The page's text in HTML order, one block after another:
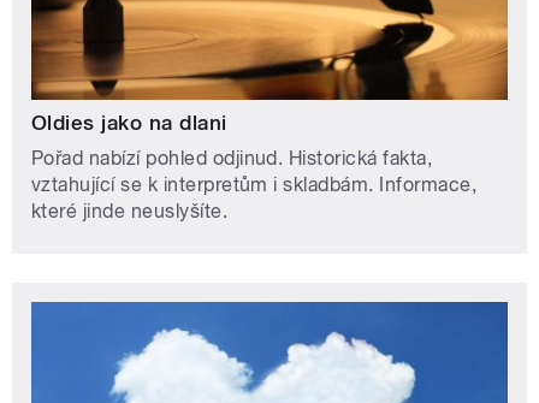
Oldies jako na dlani
Pořad nabízí pohled odjinud. Historická fakta,
vztahující se k interpretům i skladbám. Informace,
které jinde neuslyšíte.